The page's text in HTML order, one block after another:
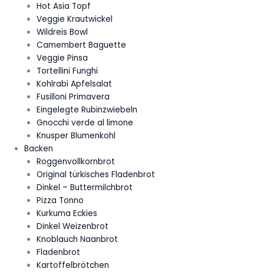
Hot Asia Topf
Veggie Krautwickel
Wildreis Bowl
Camembert Baguette
Veggie Pinsa
Tortellini Funghi
Kohlrabi Apfelsalat
Fusilloni Primavera
Eingelegte Rubinzwiebeln
Gnocchi verde al limone
Knusper Blumenkohl
Backen
Roggenvollkornbrot
Original türkisches Fladenbrot
Dinkel – Buttermilchbrot
Pizza Tonno
Kurkuma Eckies
Dinkel Weizenbrot
Knoblauch Naanbrot
Fladenbrot
Kartoffelbrötchen